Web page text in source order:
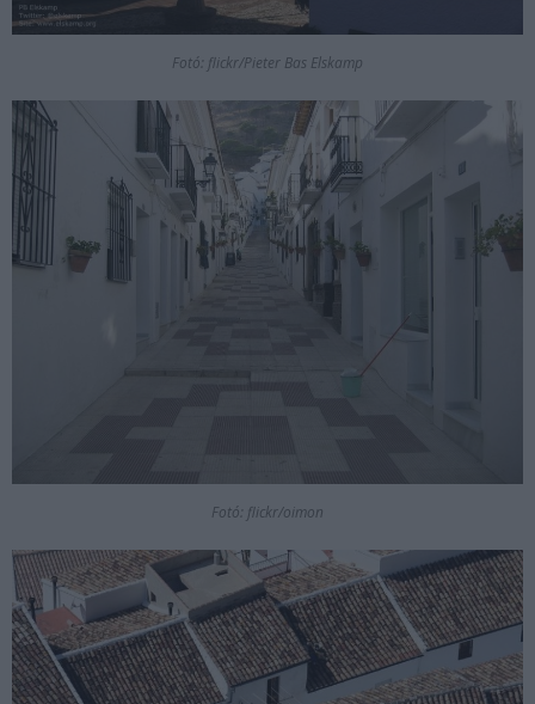
Fotó: flickr/Pieter Bas Elskamp
Fotó: flickr/oimon